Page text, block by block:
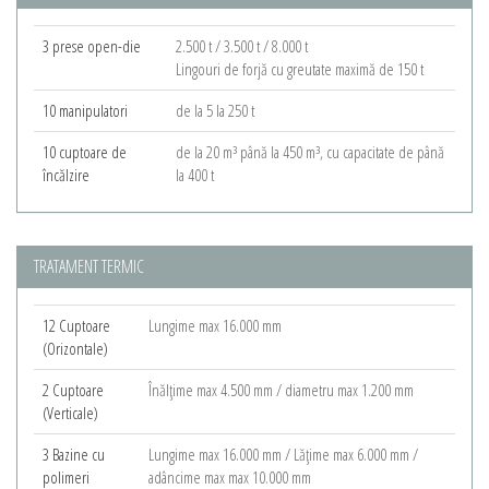
3 prese open-die
2.500 t / 3.500 t / 8.000 t
Lingouri de forjă cu greutate maximă de 150 t
10 manipulatori
de la 5 la 250 t
10 cuptoare de
încălzire
de la 20 m³ până la 450 m³, cu capacitate de până
la 400 t
TRATAMENT TERMIC
12 Cuptoare
(Orizontale)
Lungime max 16.000 mm
2 Cuptoare
(Verticale)
Înălţime max 4.500 mm / diametru max 1.200 mm
3 Bazine cu
polimeri
Lungime max 16.000 mm / Lăţime max 6.000 mm /
adâncime max max 10.000 mm